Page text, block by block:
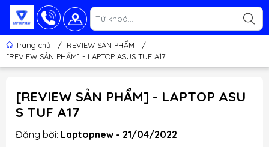
Trang chủ / REVIEW SẢN PHẨM
/
[REVIEW SẢN PHẨM] - LAPTOP ASUS TUF A17
[REVIEW SẢN PHẨM] - LAPTOP ASU
S TUF A17
Đăng bởi: Laptopnew - 21/04/2022